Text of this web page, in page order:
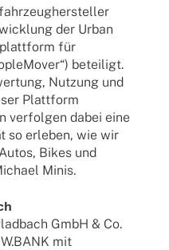
der Urban
für
betei­ligt.
Nutzung und
Platt­form
verfol­gen dabei eine
so erle­ben, wie wir
Bikes und
Minis.
GmbH & Co.
mit